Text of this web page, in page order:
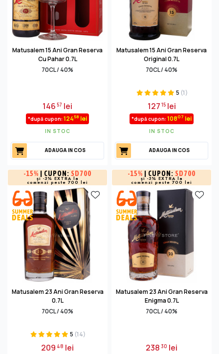
Matusalem 15 Ani Gran Reserva
Cu Pahar 0.7L
70CL / 40%
14657 lei
*după cupon: 12458 lei
IN STOC
ADAUGA IN COS
Matusalem 15 Ani Gran Reserva
Original 0.7L
70CL / 40%
5 (1)
12715lei
*după cupon: 10807 lei
IN STOC
ADAUGA IN COS
-15% | CUPON: SD700
și -3% EXTRA la
comenzi peste 700 lei
Matusalem 23 Ani Gran Reserva
0.7L
70CL / 40%
5 (14)
209 48 lei
-15% | CUPON: SD700
și -3% EXTRA la
comenzi peste 700 lei
Matusalem 23 Ani Gran Reserva
Enigma 0.7L
70CL / 40%
238 30 lei